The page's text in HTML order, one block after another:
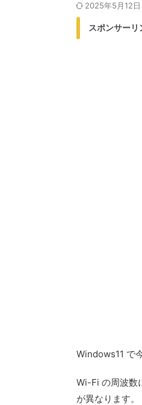
2025年5月12日
スポンサーリ
Windows11 で
Wi-Fi の周波数
が異なります。